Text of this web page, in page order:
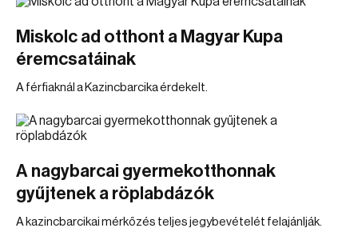
Miskolc ad otthont a Magyar Kupa
éremcsatáinak
A férfiaknál a Kazincbarcika érdekelt.
A nagybarcai gyermekotthonnak
gyűjtenek a röplabdázók
A kazincbarcikai mérkőzés teljes jegybevételét felajánlják.